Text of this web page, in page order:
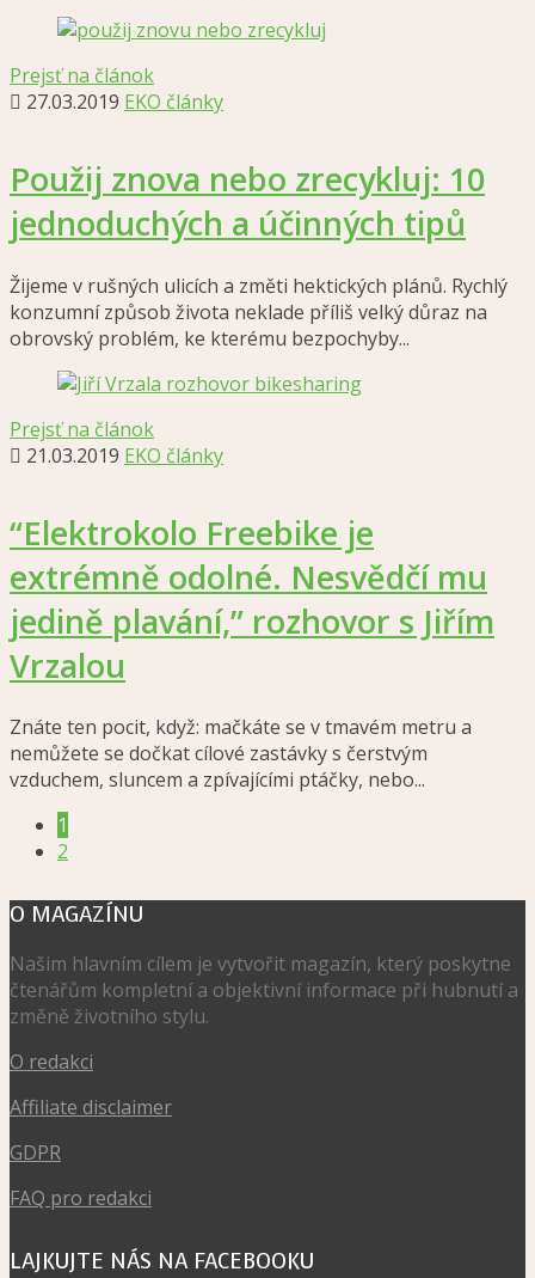
Prejsť na článok
27.03.2019 EKO články
Použij znova nebo zrecykluj: 10
jednoduchých a účinných tipů
Žijeme v rušných ulicích a změti hektických plánů. Rychlý
konzumní způsob života neklade příliš velký důraz na
obrovský problém, ke kterému bezpochyby...
Prejsť na článok
21.03.2019 EKO články
“Elektrokolo Freebike je
extrémně odolné. Nesvědčí mu
jedině plavání,” rozhovor s Jiřím
Vrzalou
Znáte ten pocit, když: mačkáte se v tmavém metru a
nemůžete se dočkat cílové zastávky s čerstvým
vzduchem, sluncem a zpívajícími ptáčky, nebo...
1
2
O MAGAZÍNU
Našim hlavním cílem je vytvořit magazín, který poskytne
čtenářům kompletní a objektivní informace při hubnutí a
změně životního stylu.
O redakci
Affiliate disclaimer
GDPR
FAQ pro redakci
LAJKUJTE NÁS NA FACEBOOKU